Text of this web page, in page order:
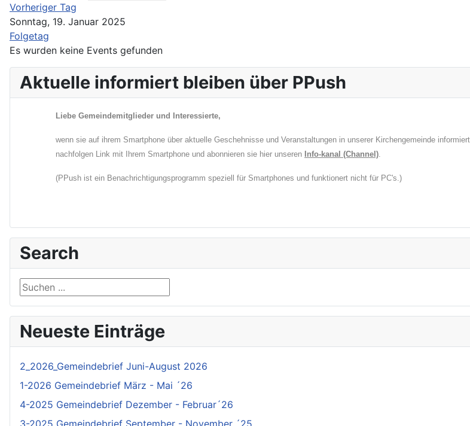
Vorheriger Tag
Sonntag, 19. Januar 2025
Folgetag
Es wurden keine Events gefunden
Aktuelle informiert bleiben über PPush
Liebe Gemeindemitglieder und Interessierte,
wenn sie auf ihrem Smartphone über aktuelle Geschehnisse und Veranstaltungen in unserer Kirchengemeinde
nachfolgen Link mit Ihrem Smartphone und abonnieren sie hier unseren Info-kanal (Channel)
(PPush ist ein Benachrichtigungsprogramm speziell für Smartphones und funktionert nicht für PC's.)
Search
Suchen ...
Neueste Einträge
2_2026_Gemeindebrief Juni-August 2026
1-2026 Gemeindebrief März - Mai ´26
4-2025 Gemeindebrief Dezember - Februar´26
3-2025 Gemeindebrief September - November ´25